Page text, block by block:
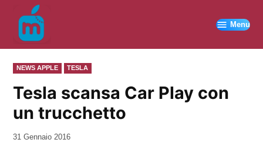
contenuto
Menu
PUBBLICATO
IN
NEWS APPLE TESLA
Tesla scansa Car Play con
un trucchetto
da
31 Gennaio 2016